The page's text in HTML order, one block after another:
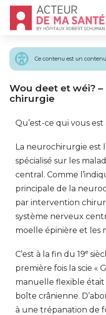
Accueil - Acteur de
Ce contenu est un
Wou deet et wéi? –
chirurgie
Qu’est-ce qui vous est
La neurochirurgie est
spécialisé sur les
central. Comme
principale de la
par intervention
système nerveux
moelle épinière et les
C’est à la fin du 19e
première fois la scie «
manuelle flexible
boîte crânienne.
à une trépanation de